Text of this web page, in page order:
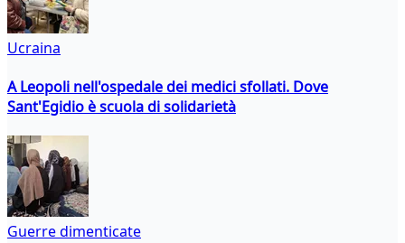
Ucraina
A Leopoli nell'ospedale dei medici sfollati. Dove
Sant'Egidio è scuola di solidarietà
Guerre dimenticate